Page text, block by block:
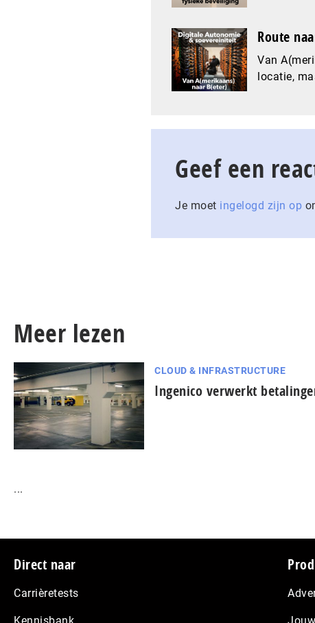
Route
Van
locatie,
Geef een
Je moet ingelogd zijn op
Meer lezen
CLOUD & INFRASTRUCTURE
Ingenico verwerkt
...
Footer
Direct naar
Carrièretests